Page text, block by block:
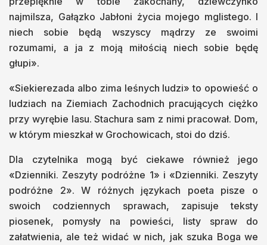
najmilsza, Gałązko Jabłoni życia mojego mglistego. I
niech sobie będą wszyscy mądrzy ze swoimi
rozumami, a ja z moją miłością niech sobie będę
głupi».
«Siekierezada albo zima leśnych ludzi» to opowieść o
ludziach na Ziemiach Zachodnich pracujących ciężko
przy wyrębie lasu. Stachura sam z nimi pracował. Dom,
w którym mieszkał w Grochowicach, stoi do dziś.
Dla czytelnika mogą być ciekawe również jego
«Dzienniki. Zeszyty podróżne 1» i «Dzienniki. Zeszyty
podróżne 2». W różnych językach poeta pisze o
swoich codziennych sprawach, zapisuje teksty
piosenek, pomysły na powieści, listy spraw do
załatwienia, ale też widać w nich, jak szuka Boga we